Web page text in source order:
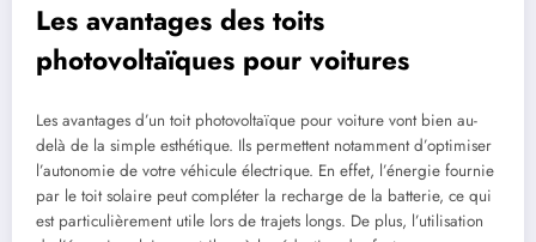
Les avantages des toits
photovoltaïques pour voitures
Les avantages d’un toit photovoltaïque pour voiture vont bien au-
delà de la simple esthétique. Ils permettent notamment d’optimiser
l’autonomie de votre véhicule électrique. En effet, l’énergie fournie
par le toit solaire peut compléter la recharge de la batterie, ce qui
est particulièrement utile lors de trajets longs. De plus, l’utilisation